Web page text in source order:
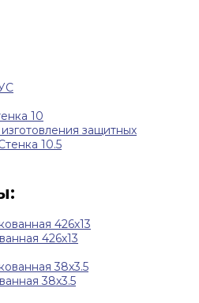
10
защитных
10.5
426х13
38х3.5